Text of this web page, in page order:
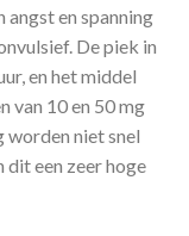
angst en spanning
De piek in
en het middel
van 10 en 50 mg
niet snel
dit een zeer hoge